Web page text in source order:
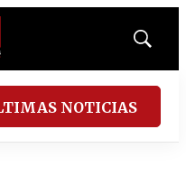
Mostrar
NOTICIAS